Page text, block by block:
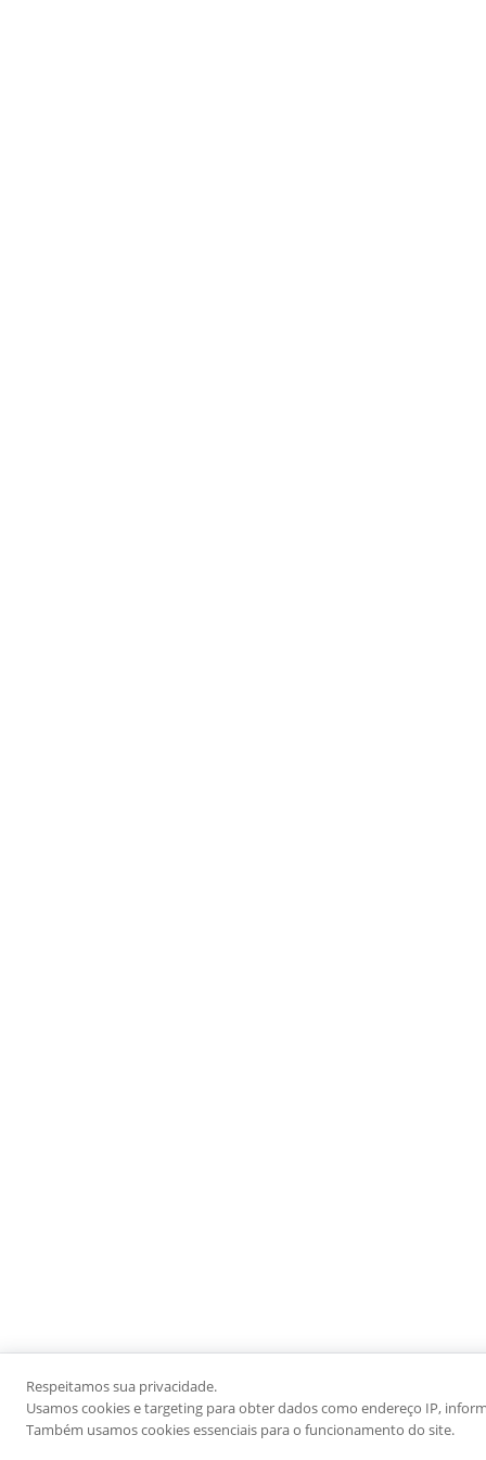
Respeitamos sua privacidade.
Usamos cookies e targeting para obter dados como endereço IP,
Também usamos cookies essenciais para o funcionamento do site.